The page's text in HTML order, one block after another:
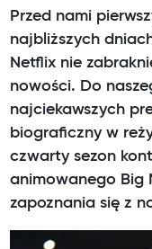
Przed nami
najbliższych
Netflix nie
nowości. Do
najciekawszych
biograficzny w
czwarty sezon
animowanego Big
zapoznania się z